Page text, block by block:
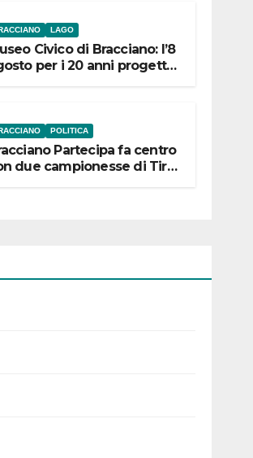
LAGO
Civico di Bracciano: l’8
per i 20 anni progetto
POLITICA
Partecipa fa centro
due campionesse di Tiro